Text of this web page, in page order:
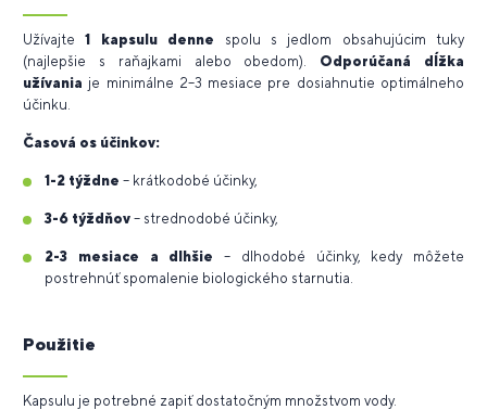
Užívajte1 kapsulu denne spolu s jedlom obsahujúcim tuky
(najlepšie s raňajkami alebo obedom). Odporúčaná dĺžka
užívania je minimálne 2–3 mesiace pre dosiahnutie optimálneho
účinku.
Časová os účinkov:
1-2 týždne – krátkodobé účinky,
3-6 týždňov – strednodobé účinky,
2-3 mesiace a dlhšie
– dlhodobé účinky, kedy môžete
postrehnúť spomalenie biologického starnutia.
Použitie
Kapsulu je potrebné zapiť dostatočným množstvom vody.